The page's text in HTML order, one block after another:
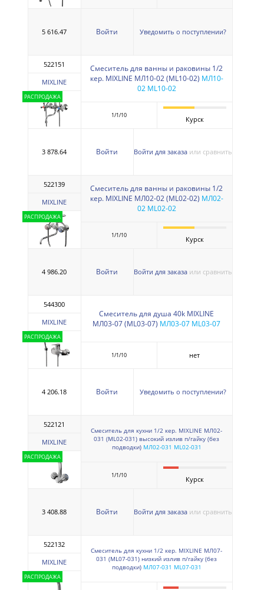
5 616.47 Войти Уведомить о поступлении?
РАСПРОДАЖА
522151
MIXLINE
Смеситель для ванны и раковины 1/2
кер. MIXLINE МЛ10-02 (ML10-02) МЛ10-
02 ML10-02
1/1/10 Курск
3 878.64 Войти Войти для заказа или сравнить
РАСПРОДАЖА
522139
MIXLINE
Смеситель для ванны и раковины 1/2
кер. MIXLINE МЛ02-02 (ML02-02) МЛ02-
02 ML02-02
1/1/10 Курск
4 986.20 Войти Войти для заказа или сравнить
РАСПРОДАЖА
544300
MIXLINE
Смеситель для душа 40k MIXLINE
МЛ03-07 (ML03-07) МЛ03-07 ML03-07
1/1/10 нет
4 206.18 Войти Уведомить о поступлении?
РАСПРОДАЖА
522121
MIXLINE
Смеситель для кухни 1/2 кер. MIXLINE МЛ02-
031 (ML02-031) высокий излив п/гайку (без
подводки) МЛ02-031 ML02-031
1/1/10 Курск
3 408.88 Войти Войти для заказа или сравнить
РАСПРОДАЖА
522132
MIXLINE
Смеситель для кухни 1/2 кер. MIXLINE МЛ07-
031 (ML07-031) низкий излив п/гайку (без
подводки) МЛ07-031 ML07-031